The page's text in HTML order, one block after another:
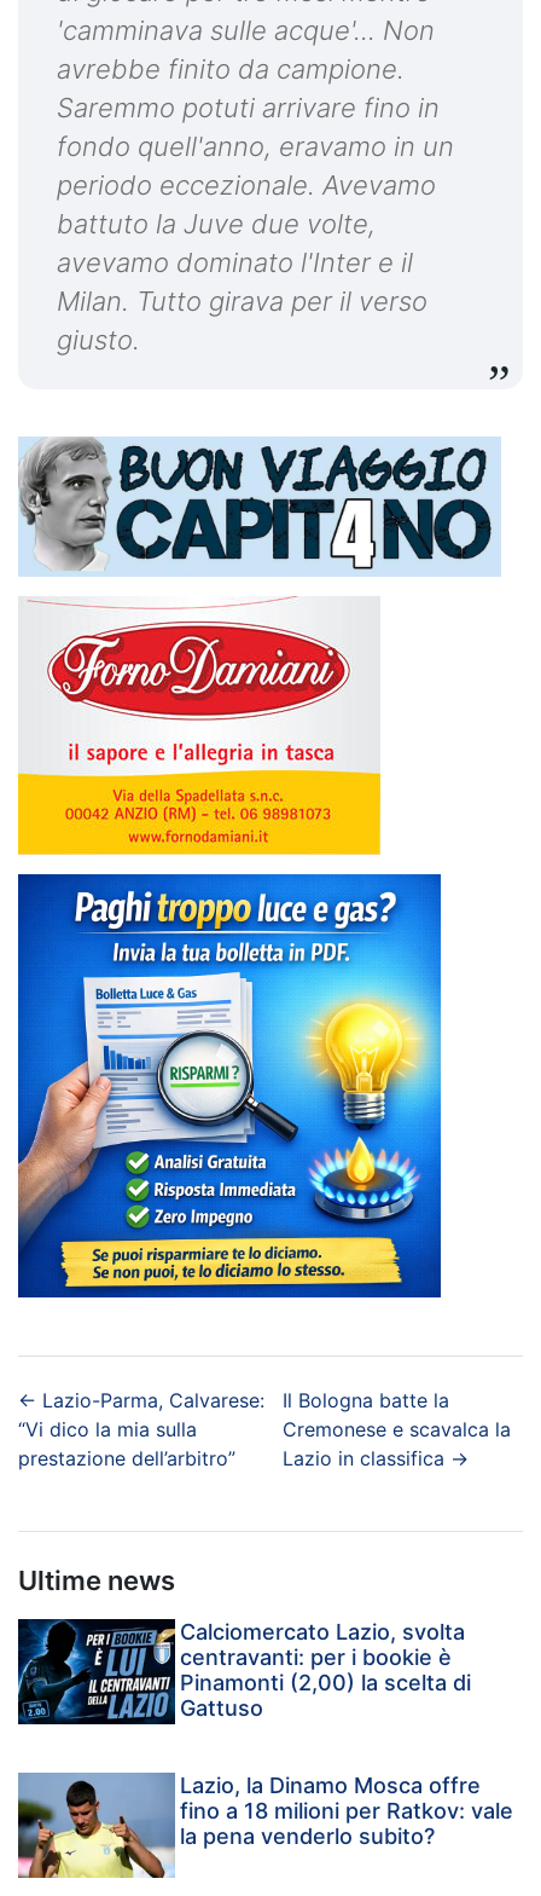
'camminava sulle acque'... Non
avrebbe finito da campione.
Saremmo potuti arrivare fino in
fondo quell'anno, eravamo in un
periodo eccezionale. Avevamo
battuto la Juve due volte,
avevamo dominato l'Inter e il
Milan. Tutto girava per il verso
giusto.
← Lazio-Parma, Calvarese:
“Vi dico la mia sulla
prestazione dell’arbitro”
Il Bologna batte la
Cremonese e scavalca la
Lazio in classifica →
Ultime news
Calciomercato Lazio, svolta
centravanti: per i bookie è
Pinamonti (2,00) la scelta di
Gattuso
Lazio, la Dinamo Mosca offre
fino a 18 milioni per Ratkov: vale
la pena venderlo subito?